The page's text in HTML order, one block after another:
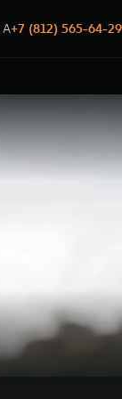
А+7 (812) 565-64-29